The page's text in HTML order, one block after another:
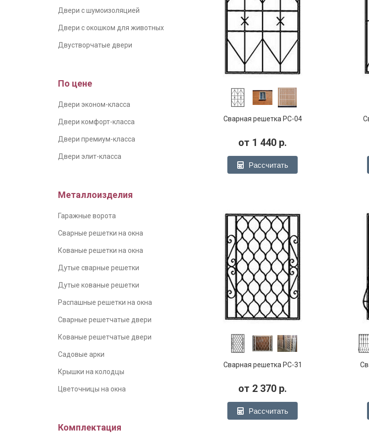
Двери с шумоизоляцией
Двери с окошком для животных
Двустворчатые двери
По цене
Двери эконом-класса
Двери комфорт-класса
Двери премиум-класса
Двери элит-класса
Металлоизделия
Гаражные ворота
Сварные решетки на окна
Кованые решетки на окна
Дутые сварные решетки
Дутые кованые решетки
Распашные решетки на окна
Сварные решетчатые двери
Кованые решетчатые двери
Садовые арки
Крышки на колодцы
Цветочницы на окна
Комплектация
Сварная решетка РС-04
от 1 440 р.
Рассчитать
Сварная решетка РС-31
от 2 370 р.
Рассчитать